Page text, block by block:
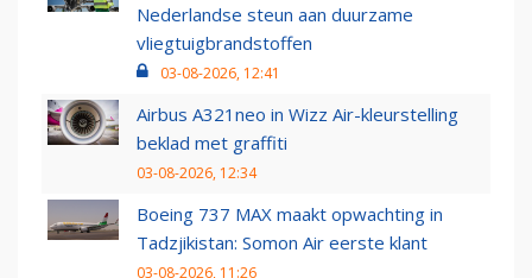
Nederlandse steun aan duurzame
vliegtuigbrandstoffen
03-08-2026, 12:41
Airbus A321neo in Wizz Air-kleurstelling
beklad met graffiti
03-08-2026, 12:34
Boeing 737 MAX maakt opwachting in
Tadzjikistan: Somon Air eerste klant
03-08-2026, 11:26